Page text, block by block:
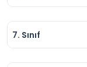
7. Sınıf